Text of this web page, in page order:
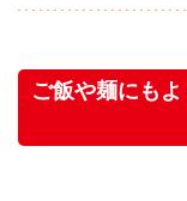
ご飯や麺にも